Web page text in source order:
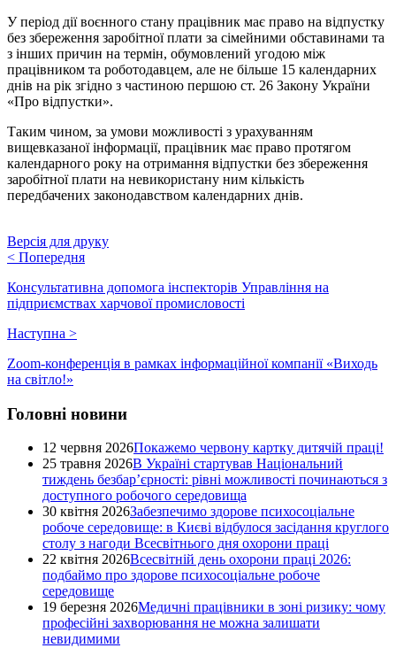
У період дії воєнного стану працівник має право на відпустку
без збереження заробітної плати за сімейними обставинами та
з інших причин на термін, обумовлений угодою між
працівником та роботодавцем, але не більше 15 календарних
днів на рік згідно з частиною першою ст. 26 Закону України
«Про відпустки».
Таким чином, за умови можливості з урахуванням
вищевказаної інформації, працівник має право протягом
календарного року на отримання відпустки без збереження
заробітної плати на невикористану ним кількість
передбачених законодавством календарних днів.
Версія для друку
< Попередня
Консультативна допомога інспекторів Управління на
підприємствах харчової промисловості
Наступна >
Zoom-конференція в рамках інформаційної компанії «Виходь
на світло!»
Головні новини
12 червня 2026Покажемо червону картку дитячій праці!
25 травня 2026В Україні стартував Національний
тиждень безбар’єрності: рівні можливості починаються з
доступного робочого середовища
30 квітня 2026Забезпечимо здорове психосоціальне
робоче середовище: в Києві відбулося засідання круглого
столу з нагоди Всесвітнього дня охорони праці
22 квітня 2026Всесвітній день охорони праці 2026:
подбаймо про здорове психосоціальне робоче
середовище
19 березня 2026Медичні працівники в зоні ризику: чому
професійні захворювання не можна залишати
невидимими